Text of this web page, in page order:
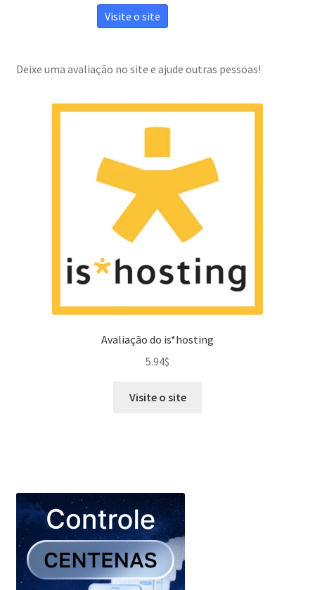
Visite o site
Deixe uma avaliação no site e ajude outras pessoas!
Avaliação do is*hosting
5.94$
Visite o site